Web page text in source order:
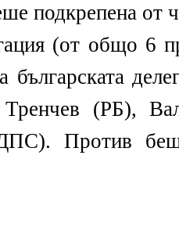
подкрепена от
(от общо 6
българската
(РБ),
Против